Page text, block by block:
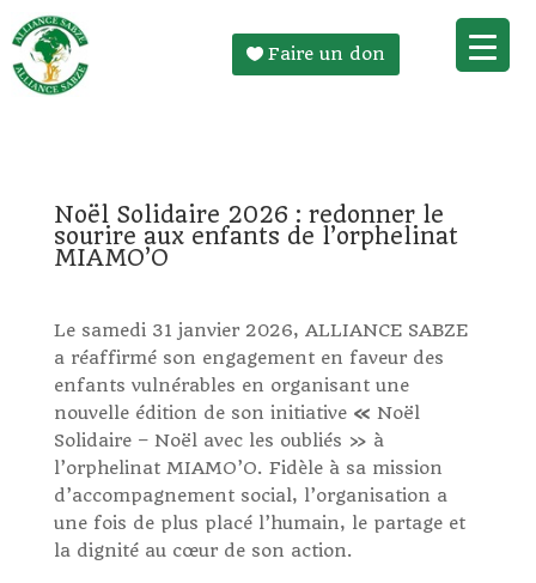
Faire un don
Noël Solidaire 2026 : redonner le
sourire aux enfants de l’orphelinat
MIAMO’O
Le samedi 31 janvier 2026, ALLIANCE SABZE
a réaffirmé son engagement en faveur des
enfants vulnérables en organisant une
nouvelle édition de son initiative « Noël
Solidaire – Noël avec les oubliés » à
l’orphelinat MIAMO’O. Fidèle à sa mission
d’accompagnement social, l’organisation a
une fois de plus placé l’humain, le partage et
la dignité au cœur de son action.